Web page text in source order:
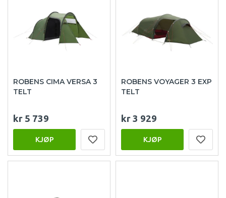
ROBENS CIMA VERSA 3
TELT
kr 5 739
KJØP
ROBENS VOYAGER 3 EXP
TELT
kr 3 929
KJØP